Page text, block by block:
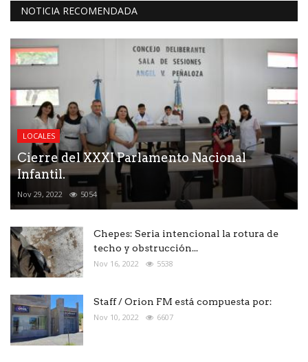
NOTICIA RECOMENDADA
LOCALES
Cierre del XXXI Parlamento Nacional
Infantil.
Nov 29, 2022 5054
Chepes: Seria intencional la rotura de
techo y obstrucción...
Nov 16, 2022 5538
Staff / Orion FM está compuesta por:
Nov 10, 2022 6607